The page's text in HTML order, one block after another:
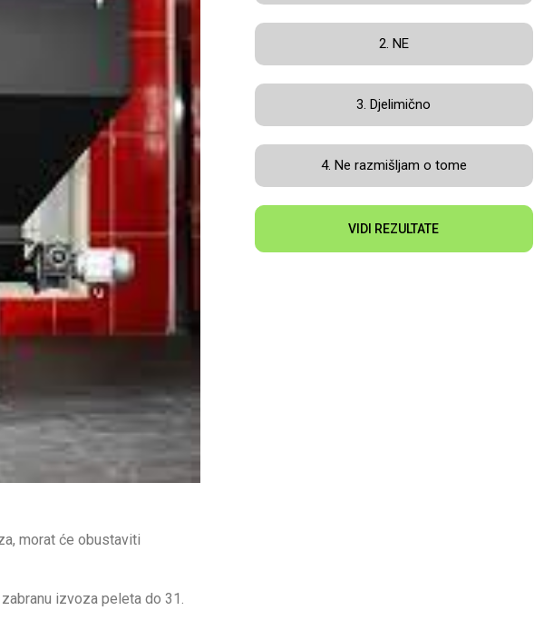
morat će obustaviti
izvoza peleta do 31.
2. NE
3. Djelimično
4. Ne razmišljam o tome
VIDI REZULTATE